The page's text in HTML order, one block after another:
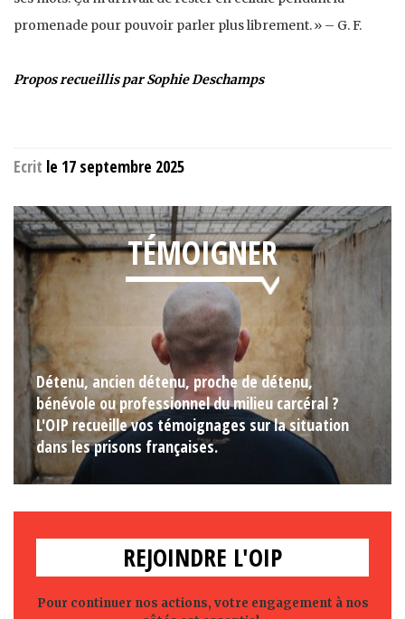
promenade pour pouvoir parler plus librement. » – G. F.
Propos recueillis par Sophie Deschamps
Ecrit le 17 septembre 2025
TÉMOIGNER
Détenu, ancien détenu, proche de détenu,
bénévole ou professionnel du milieu carcéral ?
L'OIP recueille vos témoignages sur la situation
dans les prisons françaises.
REJOINDRE L'OIP
Pour continuer nos actions, votre engagement à nos